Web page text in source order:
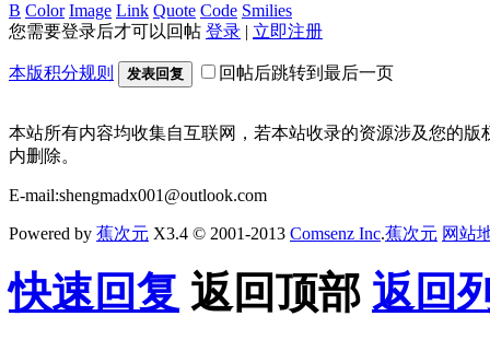
B Color Image Link Quote Code Smilies
您需要登录后才可以回帖 登录 | 立即注册
本版积分规则 发表回复 回帖后跳转到最后一页
本站所有内容均收集自互联网，若本站收录的资源涉及您的
内删除。
E-mail:shengmadx001@outlook.com
Powered by 蕉次元 X3.4 © 2001-2013 Comsenz Inc.蕉次元 网站
快速回复 返回顶部 返回